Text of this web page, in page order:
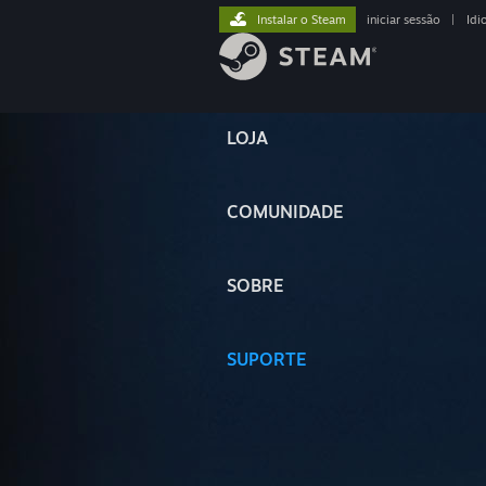
LOJA
COMUNIDADE
SOBRE
SUPORTE
Instalar o Steam iniciar sessão